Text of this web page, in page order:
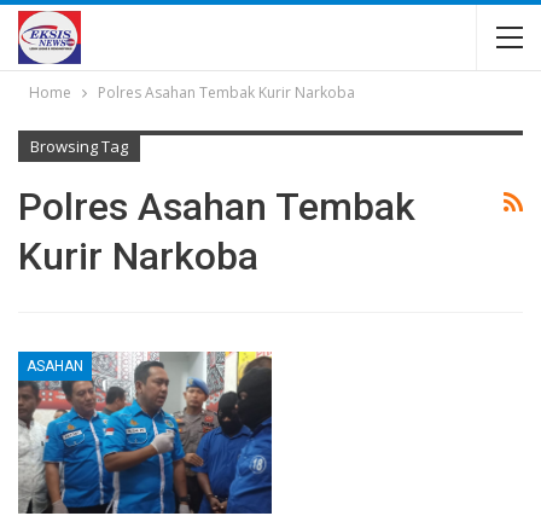
Home Polres Asahan Tembak Kurir Narkoba
Browsing Tag
Polres Asahan Tembak
Kurir Narkoba
ASAHAN